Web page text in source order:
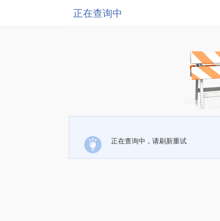
正在查询中
正在查询中，请刷新重试